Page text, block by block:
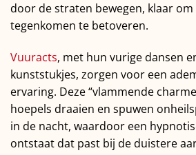
door de straten bewegen, klaar
tegenkomen te betoveren.
Vuuracts, met hun vurige dansen
kunststukjes, zorgen voor een
ervaring. Deze “vlammende
hoepels draaien en spuwen
in de nacht, waardoor een
ontstaat dat past bij de duistere